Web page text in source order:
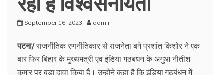
September 16, 2023 admin
पटना/राजनीतिक रणनीतिकार से राजनेता बने प्रशांत किशोर ने एक
बार फिर बिहार के मुख्यमंत्री एवं इंडिया गठबंधन के अगुआ नीतीश
कुमार पर बड़ा दावा किया है। उन्होंने कहा है कि इंडिया गठबंधन में